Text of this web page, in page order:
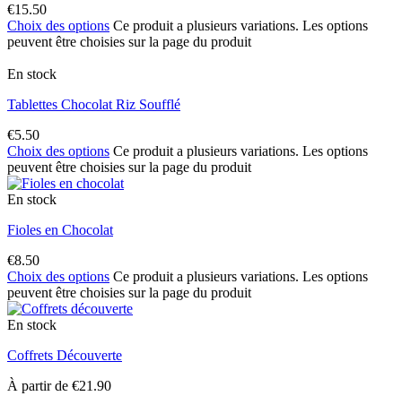
€15.50
Choix des options Ce produit a plusieurs variations. Les options
peuvent être choisies sur la page du produit
En stock
Tablettes Chocolat Riz Soufflé
€5.50
Choix des options Ce produit a plusieurs variations. Les options
peuvent être choisies sur la page du produit
En stock
Fioles en Chocolat
€8.50
Choix des options Ce produit a plusieurs variations. Les options
peuvent être choisies sur la page du produit
En stock
Coffrets Découverte
À partir de €21.90